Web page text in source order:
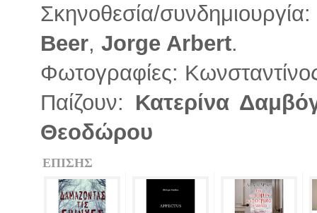
Σκηνοθεσία/
Beer, Jorge Arbert.
Φωτογραφίες:
Παίζουν: Κατερίνα
Θεοδώρου
ΕΠΙΣΗΣ